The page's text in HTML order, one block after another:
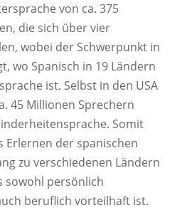
von ca. 375
die sich über vier
wobei der Schwerpunkt in
wo Spanisch in 19 Ländern
ist. Selbst in den USA
45 Millionen Sprechern
Somit
Erlernen der spanischen
zu verschiedenen Ländern
sowohl persönlich
beruflich vorteilhaft ist.